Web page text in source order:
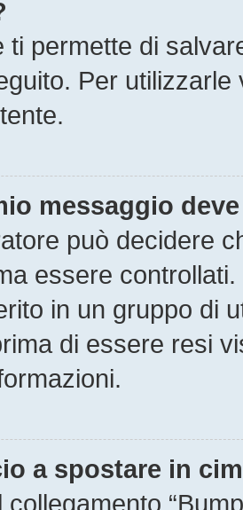
ti permette di
Per utilizzarle
messaggio
può decidere
essere
in un gruppo di
di essere resi
a spostare in
collegamento